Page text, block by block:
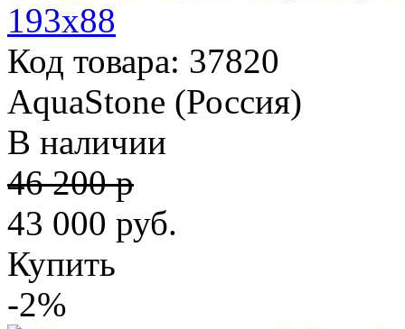
193х88
Код товара: 37820
AquaStone (Россия)
В наличии
46 200 р
43 000 руб.
Купить
-2%